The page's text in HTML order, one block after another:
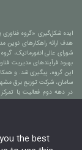
ایده شکل‌گیری «گروه
شورای عالی انفورماتیک،
بهبود فرآیندهای مدیریت
این گروه، پیگیری شد. و
سامان، شرکت توزیع برق
بومی‌سازی شده و مبتنی بر
the best